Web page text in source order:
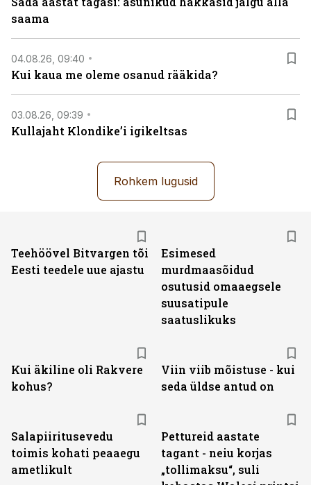
saama
04.08.26, 09:40
Kui kaua me oleme osanud rääkida?
03.08.26, 09:39
Kullajaht Klondike’i igikeltsas
Rohkem lugusid
Teehöövel Bitvargen tõi
Eesti teedele uue ajastu
Esimesed
murdmaasõidud
osutusid omaaegsele
suusatipule
saatuslikuks
Kui äkiline oli Rakvere
kohus?
Viin viib mõistuse - kui
seda üldse antud on
Salapiiritusevedu
toimis kohati peaaegu
ametlikult
Pettureid aastate
tagant - neiu korjas
„tollimaksu“, suli